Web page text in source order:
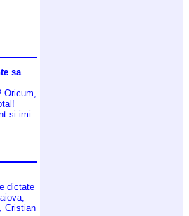
sa
si imi
dictate
Cristian